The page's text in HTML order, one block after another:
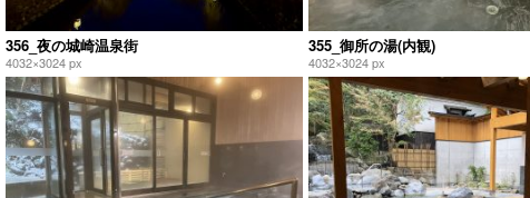
356_夜の城崎温泉街
4032×3024 px
355_御所の湯(内観)
4032×3024 px